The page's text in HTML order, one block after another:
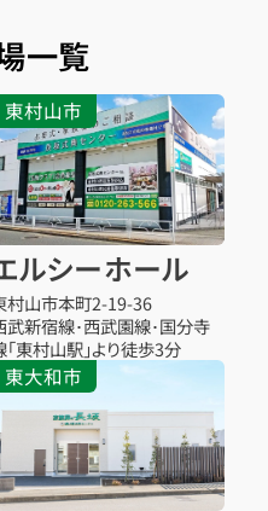
一覧
東村山市
ルシーホール
村山市本町2-19-36
武新宿線･西武園線･国分寺
「東村山駅」より徒歩3分
東大和市